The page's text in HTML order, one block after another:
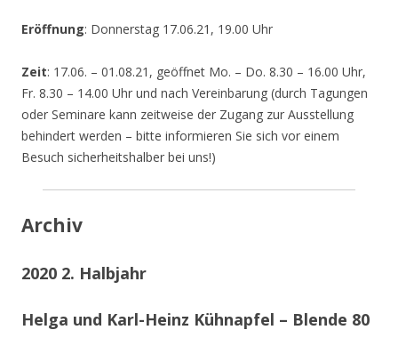
Eröffnung: Donnerstag 17.06.21, 19.00 Uhr
Zeit: 17.06. – 01.08.21, geöffnet Mo. – Do. 8.30 – 16.00 Uhr,
Fr. 8.30 – 14.00 Uhr und nach Vereinbarung (durch Tagungen
oder Seminare kann zeitweise der Zugang zur Ausstellung
behindert werden – bitte informieren Sie sich vor einem
Besuch sicherheitshalber bei uns!)
Archiv
2020 2. Halbjahr
Helga und Karl-Heinz Kühnapfel – Blende 80